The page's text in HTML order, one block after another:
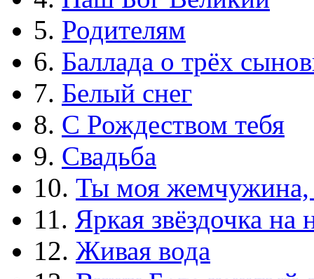
5. Родителям
6. Баллада о трёх
7. Белый снег
8. С Рождеством тебя
9. Свадьба
10. Ты моя жемчужина,
11. Яркая звёздочка на
12. Живая вода